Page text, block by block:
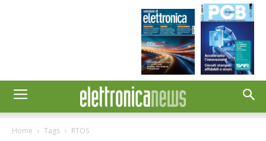
Home Tags RTOS